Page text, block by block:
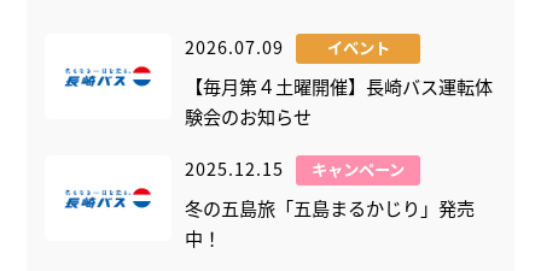
2026.07.09 イベント
【毎月第４土曜開催】長崎バス運転体
験会のお知らせ
2025.12.15 キャンペーン
冬の五島旅「五島まるかじり」発売
中！